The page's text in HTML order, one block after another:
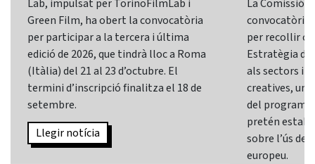
Lab, impulsat per TorinoFilmLab i
Green Film, ha obert la convocatòria
per participar a la tercera i última
edició de 2026, que tindrà lloc a Roma
(Itàlia) del 21 al 23 d’octubre. El
termini d’inscripció finalitza el 18 de
setembre.
Llegir notícia
La Comissió
convocatòria
per recollir
Estratègia
als sectors i
creatives,
del programa
pretén
sobre l’ús de
europeu.